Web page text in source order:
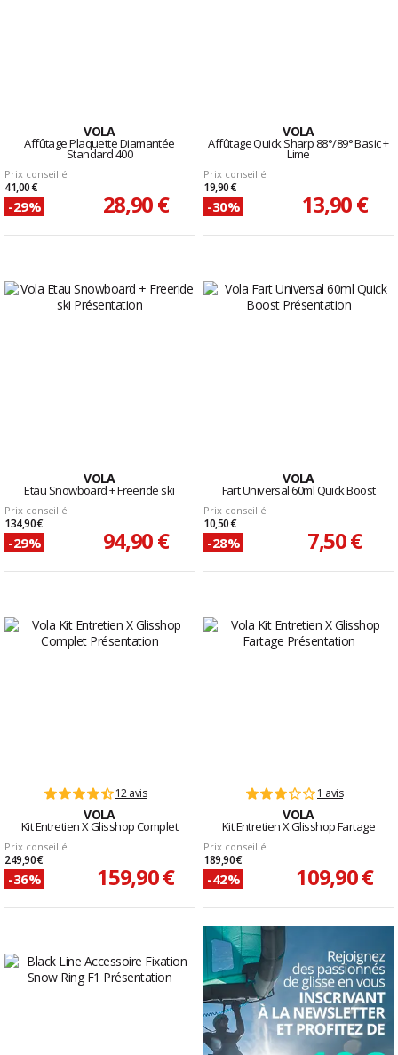
VOLA
Affûtage Plaquette Diamantée
Standard 400
Prix conseillé
41,00 €
-29% 28,90 €
VOLA
Affûtage Quick Sharp 88°/89° Basic +
Lime
Prix conseillé
19,90 €
-30% 13,90 €
VOLA
Etau Snowboard + Freeride ski
Prix conseillé
134,90 €
-29% 94,90 €
VOLA
Fart Universal 60ml Quick Boost
Prix conseillé
10,50 €
-28% 7,50 €
12 avis
VOLA
Kit Entretien X Glisshop Complet
Prix conseillé
249,90 €
-36% 159,90 €
1 avis
VOLA
Kit Entretien X Glisshop Fartage
Prix conseillé
189,90 €
-42% 109,90 €